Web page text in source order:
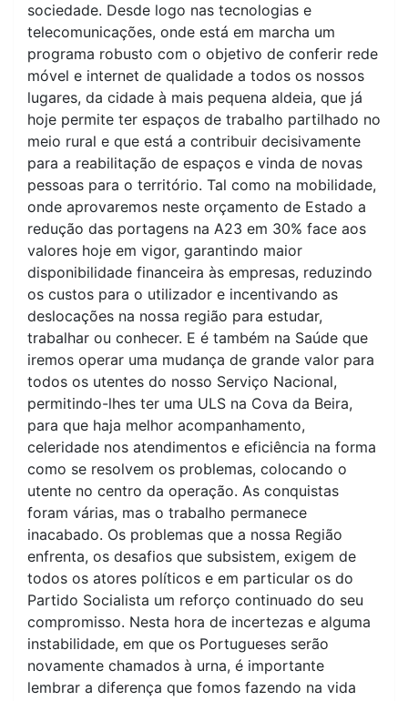
sociedade. Desde logo nas tecnologias e
telecomunicações, onde está em marcha um
programa robusto com o objetivo de conferir rede
móvel e internet de qualidade a todos os nossos
lugares, da cidade à mais pequena aldeia, que já
hoje permite ter espaços de trabalho partilhado no
meio rural e que está a contribuir decisivamente
para a reabilitação de espaços e vinda de novas
pessoas para o território. Tal como na mobilidade,
onde aprovaremos neste orçamento de Estado a
redução das portagens na A23 em 30% face aos
valores hoje em vigor, garantindo maior
disponibilidade financeira às empresas, reduzindo
os custos para o utilizador e incentivando as
deslocações na nossa região para estudar,
trabalhar ou conhecer. E é também na Saúde que
iremos operar uma mudança de grande valor para
todos os utentes do nosso Serviço Nacional,
permitindo-lhes ter uma ULS na Cova da Beira,
para que haja melhor acompanhamento,
celeridade nos atendimentos e eficiência na forma
como se resolvem os problemas, colocando o
utente no centro da operação. As conquistas
foram várias, mas o trabalho permanece
inacabado. Os problemas que a nossa Região
enfrenta, os desafios que subsistem, exigem de
todos os atores políticos e em particular os do
Partido Socialista um reforço continuado do seu
compromisso. Nesta hora de incertezas e alguma
instabilidade, em que os Portugueses serão
novamente chamados à urna, é importante
lembrar a diferença que fomos fazendo na vida